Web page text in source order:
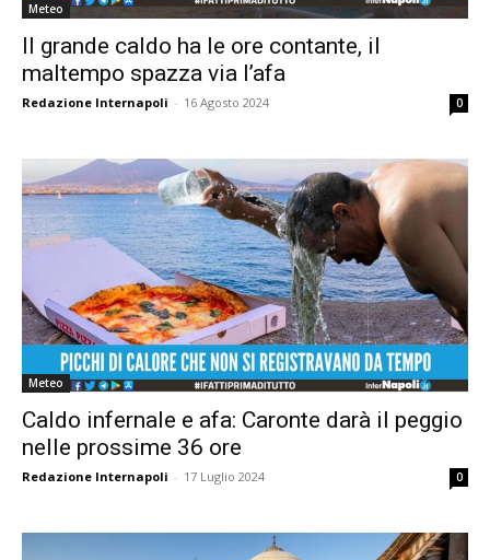
Meteo
Il grande caldo ha le ore contante, il
maltempo spazza via l’afa
Redazione Internapoli - 16 Agosto 2024 0
Meteo
Caldo infernale e afa: Caronte darà il peggio
nelle prossime 36 ore
Redazione Internapoli - 17 Luglio 2024 0